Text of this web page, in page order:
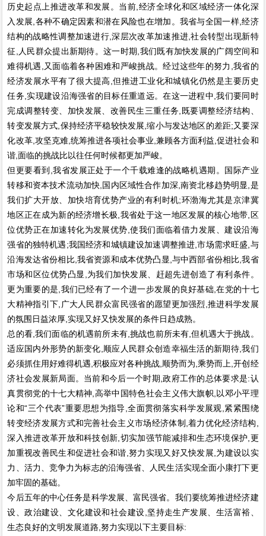
历史起点上推进改革和发展。当前,经济全球化和区域经济一体化深
入发展,各种不确定因素和潜在风险也在增加。我省与全国一样,经济
结构的战略性调整加速进行,深层次改革加速推进,社会转型出现新特
征,人民群众提出新期待。这一时期,我们既有加快发展的广阔空间和
难得机遇,又面临着各种困难和严峻挑战。经过这些年的努力,我省的
经济发展水平有了很大提高,但推进工业化和城镇化仍然是主要历史
任务,实现建设沿海强省的目标任重道远。在这一进程中,我们要同时
完成调整转变、加快发展、改善民生三重任务,既要调整经济结构、
转变发展方式,保持经济平稳较快发展,缩小与发达地区的差距;又要深
化改革,攻坚克难,统筹推进各项社会事业,兼顾各方面利益,促进社会和
谐,面临的挑战比以往任何时候都更加严峻。
但更要看到,我省发展正处于一个千载难逢的战略机遇期。国际产业
转移和资本技术流动加快,国内区域性合作加深,南资北移趋势明显,是
我们扩大开放、加快培育优势产业的有利时机;环渤海尤其是京津冀
地区正在成为新的经济增长极,我省处于这一地区发展的核心地带,区
位优势正在加速转化为发展优势,使我们面临着借力发展、建设沿海
强省的独特机遇;我国经济和城镇建设加速调整推进,市场需求旺盛,与
沿海发达省份相比,我省资源和成本优势凸显,与中西部省份相比,我省
市场和区位优势凸显,为我们加快发展、赶超先进创造了有利条件。
更为重要的是,我们已经有了一个进一步发展的良好基础,在党的十七
大精神指引下,广大人民群众富民强省的愿望更加强烈,推进科学发展
的氛围日益浓厚,实现又好又快发展的条件日趋成熟。
总的看,我们面临的机遇前所未有,挑战也前所未有,但机遇大于挑战。
适应国内外形势的新变化,顺应人民群众创造幸福生活的新期待,我们
必须抓住用好难得机遇,积极应对各种挑战,顺势而为,乘势而上,开创经
济社会发展新局面。当前和今后一个时期,政府工作的总体要求是:认
真贯彻党的十七大精神,高举中国特色社会主义伟大旗帜,以邓小平理
论和“三个代表”重要思想为指导,全面贯彻落实科学发展观,紧紧围绕
转变经济发展方式和完善社会主义市场经济体制,着力优化经济结构,
深入推进改革开放和科技创新,切实加强节能减排和生态环境保护,更
加重视改善民生和促进社会和谐,努力实现又好又快发展,为建设以实
力、活力、竞争力为标志的沿海强省、人民生活实现全面小康打下更
加牢固的基础。
今后五年的中心任务是科学发展、富民强省。我们要统筹推进经济建
设、政治建设、文化建设和社会建设,坚持走生产发展、生活富裕、
生态良好的文明发展道路,努力实现以下主要目标: